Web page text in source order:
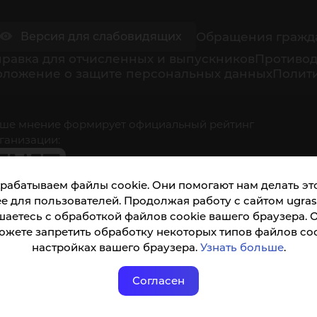
файлы cookie. Они помогают нам делать
для пользователей. Продолжая работу с сайтом
с обработкой файлов cookie вашего браузера.
запретить обработку некоторых типов файлов
настройках вашего браузера. Узнать больше.
Согласен
мнение формирует официальный рейтинг
доступна по QR-коду, а так же по прямой